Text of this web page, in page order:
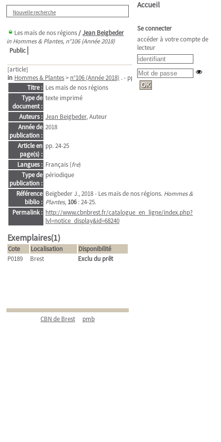
Nouvelle recherche
Les maïs de nos régions/Jean Beigbeder
in Hommes & Plantes, n°106 (Année 2018)
Public
[article]
in Hommes & Plantes> n°106 (Année 2018) . - pp. 24-25
Titre : Les maïs de nos régions
Type de
document :
texte imprimé
Auteurs : Jean Beigbeder, Auteur
Année de
publication :
2018
Article en
page(s) :
pp. 24-25
Langues : Français (fre)
Type de
publication :
périodique
Référence
biblio :
Beigbeder J., 2018 - Les maïs de nos régions. Hommes &
Plantes, 106: 24-25.
Permalink : http://www.cbnbrest.fr/catalogue_en_ligne/index.php?
lvl=notice_display&id=68240
Exemplaires(1)
Cote Localisation
Disponibilité
P0189
Brest Exclu du prêt
CBN de Brest pmb
Accueil
Se connecter
accéder à votre compte de
lecteur